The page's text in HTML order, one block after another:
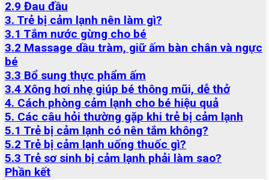
2.9 Đau đầu
3. Trẻ bị cảm lạnh nên làm gì?
3.1 Tắm nước gừng cho bé
3.2 Massage dầu tràm, giữ ấm bàn chân và ngực
bé
3.3 Bổ sung thực phẩm ấm
3.4 Xông hơi nhẹ giúp bé thông mũi, dễ thở
4. Cách phòng cảm lạnh cho bé hiệu quả
5. Các câu hỏi thường gặp khi trẻ bị cảm lạnh
5.1 Trẻ bị cảm lạnh có nên tắm không?
5.2 Trẻ bị cảm lạnh uống thuốc gì?
5.3 Trẻ sơ sinh bị cảm lạnh phải làm sao?
Phần kết